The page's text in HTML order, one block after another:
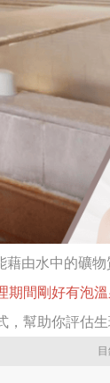
藉由水中的礦
期間剛好有泡
幫助你評估